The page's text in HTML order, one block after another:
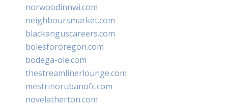
norwoodinnwi.com
neighboursmarket.com
blackanguscareers.com
bolesfororegon.com
bodega-ole.com
thestreamlinerlounge.com
mestrinorubanofc.com
novelatherton.com